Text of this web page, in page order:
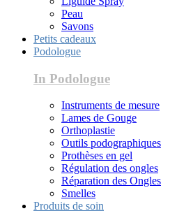
Peau
Savons
Petits cadeaux
Podologue
In Podologue
Instruments de mesure
Lames de Gouge
Orthoplastie
Outils podographiques
Prothèses en gel
Régulation des ongles
Réparation des Ongles
Smelles
Produits de soin